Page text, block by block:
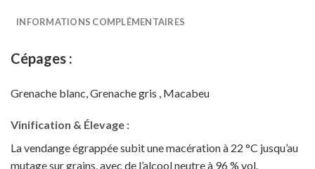
INFORMATIONS COMPLÉMENTAIRES
Cépages :
Grenache blanc, Grenache gris , Macabeu
Vinification & Élevage :
La vendange égrappée subit une macération à 22 °C jusqu’au
mutage sur grains, avec de l’alcool neutre à 96 % vol.